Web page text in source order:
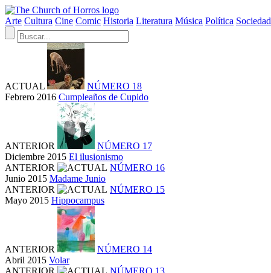
Arte Cultura Cine Comic Historia Literatura Música Política Sociedad
ACTUAL
NÚMERO 18
Febrero 2016 Cumpleaños de Cupido
ANTERIOR
NÚMERO 17
Diciembre 2015 El ilusionismo
ANTERIOR
NÚMERO 16
Junio 2015 Madame Junio
ANTERIOR
NÚMERO 15
Mayo 2015 Hippocampus
ANTERIOR
NÚMERO 14
Abril 2015 Volar
ANTERIOR
NÚMERO 13